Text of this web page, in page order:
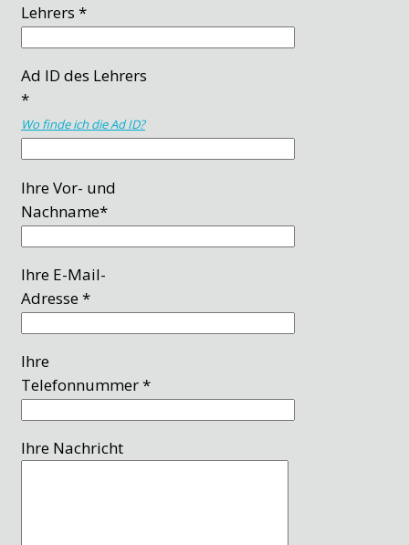
Lehrers *
Ad ID des Lehrers
*
Wo finde ich die Ad ID?
Ihre Vor- und
Nachname*
Ihre E-Mail-
Adresse *
Ihre
Telefonnummer *
Ihre Nachricht